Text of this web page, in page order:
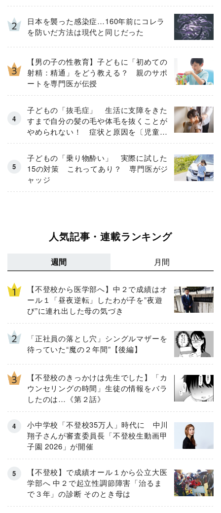
日本を襲った感染症…160年前にコレラ
を防いだ方法は現代と同じだった
【男の子の性教育】子どもに「初めての
射精：精通」をどう教える？ 親のサポ
ートを専門医が伝授
子どもの「抜毛症」 生活に支障をきた
すまで自分の髪の毛や体毛を抜くことが
やめられない！ 症状と原因を〔児童精
神科医が解説〕
子どもの「乗り物酔い」 実際に試した
15の対策 これってあり？ 専門医がジ
ャッジ
人気記事・連載ランキング
週間 月間
【不登校から医学部へ】中２で成績はオ
ール１「昼夜逆転」したわが子を”夜遊
び”に連れ出した母の気づき
「正社員の落とし穴」シングルマザーを
待っていた“魔の２年間”【後編】
【不登校のきっかけは先生でした】「カ
ウンセリングの時間」生徒の情報をバラ
したのは…《第２話》
小中学校「不登校35万人」時代に 中川
翔子さんが審査委員長「不登校生動画甲
子園 2026」が開催
【不登校】で成績オール１から公立大医
学部へ 中２で起立性調節障害「治るま
で３年」の診断 そのとき母は